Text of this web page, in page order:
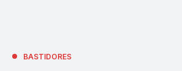
BASTIDORES